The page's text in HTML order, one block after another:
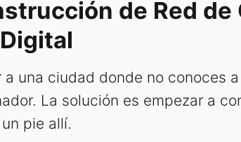
de Red
a una ciudad donde no conoces
La solución es empezar a
pie allí.